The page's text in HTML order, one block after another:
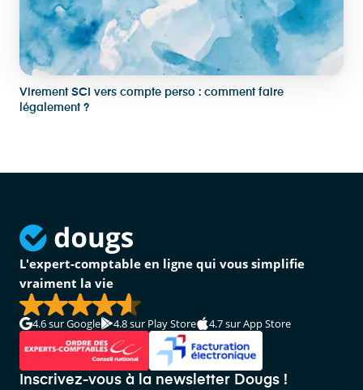
Virement SCI vers compte perso : comment faire
légalement ?
L'expert-comptable en ligne qui vous simplifie
vraiment la vie
4.6sur Google 4.8sur Play Store 4.7sur App Store
Inscrivez-vous à la newsletter Dougs !